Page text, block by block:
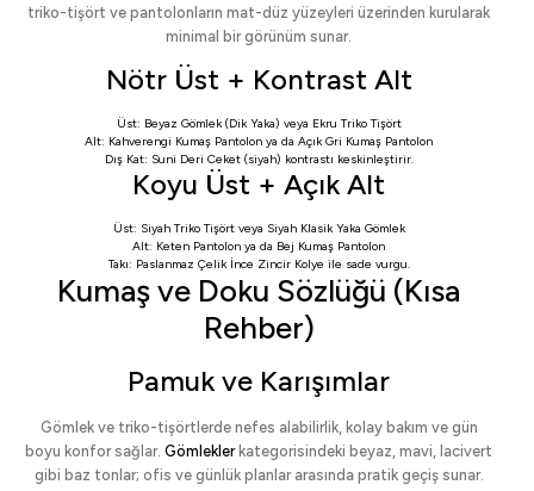
triko-tişört ve pantolonların mat-düz yüzeyleri üzerinden kurularak
minimal bir görünüm sunar.
Nötr Üst + Kontrast Alt
Üst: Beyaz Gömlek (Dik Yaka) veya Ekru Triko Tişört
Alt: Kahverengi Kumaş Pantolon ya da Açık Gri Kumaş Pantolon
Dış Kat: Suni Deri Ceket(siyah) kontrastı keskinleştirir.
Koyu Üst + Açık Alt
Üst: Siyah Triko Tişörtveya Siyah Klasik Yaka Gömlek
Alt: Keten Pantolon ya da Bej Kumaş Pantolon
Takı: Paslanmaz Çelik İnce Zincir Kolye ile sade vurgu.
Kumaş ve Doku Sözlüğü (Kısa
Rehber)
Pamuk ve Karışımlar
Gömlek ve triko-tişörtlerde nefes alabilirlik, kolay bakım ve gün
boyu konfor sağlar. Gömleklerkategorisindeki beyaz, mavi, lacivert
gibi baz tonlar; ofis ve günlük planlar arasında pratik geçiş sunar.